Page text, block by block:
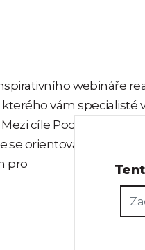
webináře
vám specialisté
cíle Podnikatelské
se orientovat v mnoha
pro